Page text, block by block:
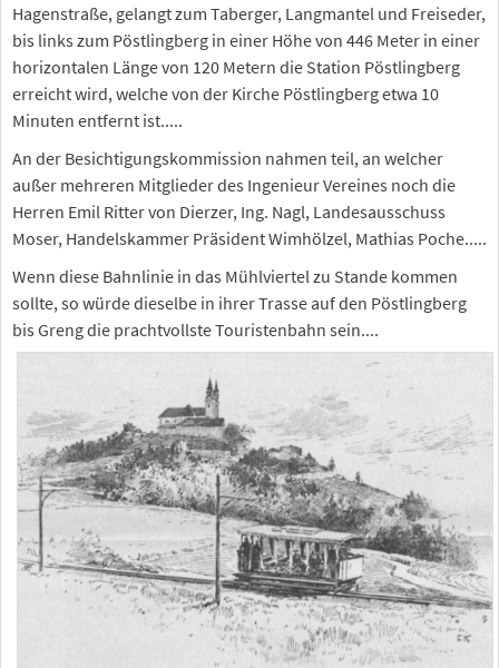
Hagenstraße, gelangt zum Taberger, Langmantel und Freiseder,
bis links zum Pöstlingberg in einer Höhe von 446 Meter in einer
horizontalen Länge von 120 Metern die Station Pöstlingberg
erreicht wird, welche von der Kirche Pöstlingberg etwa 10
Minuten entfernt ist.....
An der Besichtigungskommission nahmen teil, an welcher
außer mehreren Mitglieder des Ingenieur Vereines noch die
Herren Emil Ritter von Dierzer, Ing. Nagl, Landesausschuss
Moser, Handelskammer Präsident Wimhölzel, Mathias Poche.....
Wenn diese Bahnlinie in das Mühlviertel zu Stande kommen
sollte, so würde dieselbe in ihrer Trasse auf den Pöstlingberg
bis Greng die prachtvollste Touristenbahn sein....